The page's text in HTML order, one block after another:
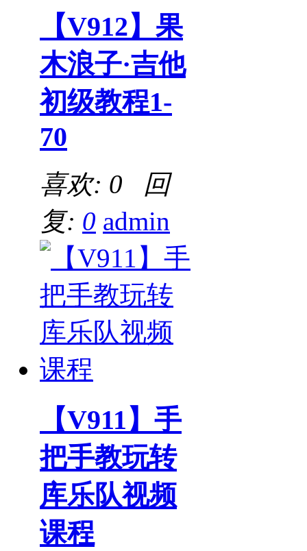
【V912】果
木浪子·吉他
初级教程1-
70
喜欢: 0 回
复: 0 admin
【V911】手
把手教玩转
库乐队视频
课程